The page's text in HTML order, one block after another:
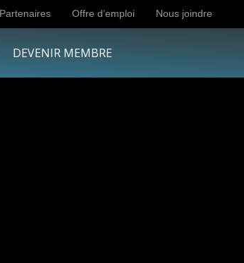
Partenaires Offre d’emploi Nous joindre
DEVENIR MEMBRE